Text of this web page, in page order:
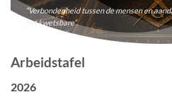
“Verbondenheid tussen de mensen en
het kwetsbare”.
Arbeidstafel
2026